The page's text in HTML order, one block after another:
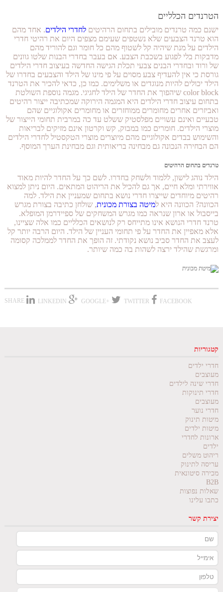
הטרנדים הכלליים
ישנם כמה טרנדים מובילים בתחום הרהיטים לחדרי הילדים. אחד מהם
הוא טרנד הצבעים שלא נשטפים שעימם מצפים היום את רהיטי חדרי
הילדים על מנת שיהיה קל לשטוף מהם כל חומר וגם להוריד מהם
מדבקות בלי לפגוע בשכבת הצבע. אם בעבר בחדרי הבנות שלטו גוונים
של ורוד ובחדרי הבנים צבעי תכלת הגישה החדשה בעיצוב חדרי הילדים
גורסת כי אין להעדיף צבע מסוים על פי מינו של הילד והצבעים בחדרו של
הילד יכולים להיות מנוגדים או משלימים. כמו כן, כדאי להכיר את הטרנד
color block שיהפוך את החדר של הילד לחגיגי. מגמה נוספת השולטת
בתחום עיצוב חדרי הילדים היא המגמה הירוקה שמכתיבה ייצור רהיטים
ואביזרים אחרים מחומרים ממוחזרים או מחומרים אקולוגיים שהם
טבעיים ואינם עשויים מפלסטיק ששלט עד כה במרבית תחומי הייצור של
מוצרי הילדים. חומרים כמו במבוק, קש וקרטון אינם מזיקים לבריאות
והשימוש בבדים אקולוגיים מהם מיוצרים מוצרי הטקסטיל לחדרי הילדים
הם הבחירה הנכונה גם מבחינה בריאותית וגם מבחינת הערך המוסף.
טרנדים בתחום הרהיטים
הילד נוהג לישון, ללמוד ולשחק בחדרו. לשם כך על החדר להיות מאוד
אווירתי ומלא חיים, אך גם להכיל את הריהוט המתאים. היום ניתן למצוא
רהיטים מיוחדים שייצרו חדרי נושא בתחום שמעניין את הילד. למה
הכוונה? הכוונה היא למיטה בצורת מכונית, שולחן כתיבה בצורת מגרש
בייסבול או ארון שנראה כמו מגרש המשחקים של ספיידרמן המופלא.
טרנד חדרי הנושא אינו מתייחס רק לנושאים הכלליים כמו אלה שציינו,
אלא מאפיין את החדר על פי תחומי העניין של הילד. היום הרבה יותר קל
לעצב את החדר סביב נושא נקודתי. זה הופך את החדר לממלכה קסומה
ומרגשת שהילד ירצה לשהות בה כמה שיותר.
SHARE LINKEDIN +GOOGLE TWITTER FACEBOOK
קטגוריות
חדרי ילדים
מעוצבים
חדרי שינה לילדים
חדרי תינוקות
מעוצבים
חדרי נוער
מיטות תינוק
מיטות ילדים
ארונות לחדרי
ילדים
ריהוט משלים
עריסה לתינוק
מכירה סיטונאית
B2B
שאלות נפוצות
כתבו עלינו
יצירת קשר